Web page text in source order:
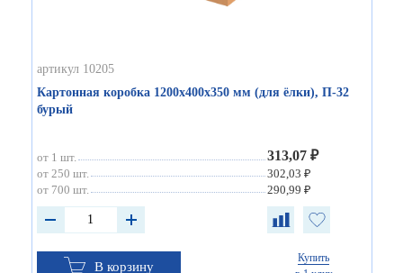
артикул 10205
Картонная коробка 1200х400х350 мм (для ёлки), П-32
бурый
от 1 шт. 313,07 ₽
от 250 шт.
302,03 ₽
от 700 шт.
290,99 ₽
В корзину
Купить